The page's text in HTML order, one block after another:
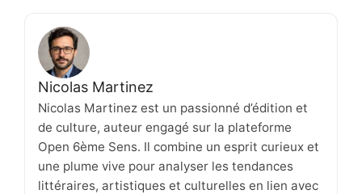
Nicolas Martinez
Nicolas Martinez est un passionné d’édition et
de culture, auteur engagé sur la plateforme
Open 6ème Sens. Il combine un esprit curieux et
une plume vive pour analyser les tendances
littéraires, artistiques et culturelles en lien avec